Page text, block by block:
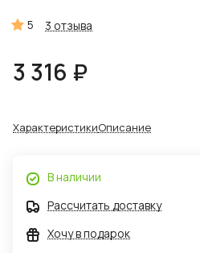
5 3 отзыва
3 316 ₽
ХарактеристикиОписание
В наличии
Рассчитать доставку
Хочу в подарок